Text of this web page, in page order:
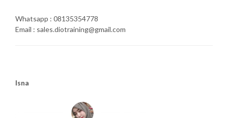
Whatsapp : 08135354778
Email : sales.diotraining@gmail.com
Isna